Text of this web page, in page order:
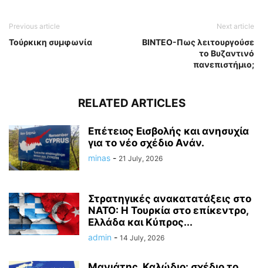
Previous article
Τούρκικη συμφωνία
Next article
ΒΙΝΤΕΟ-Πως λειτουργούσε
το Βυζαντινό
πανεπιστήμιο;
RELATED ARTICLES
Επέτειος Εισβολής και ανησυχία
για το νέο σχέδιο Ανάν.
minas - 21 July, 2026
Στρατηγικές ανακατατάξεις στο
ΝΑΤΟ: Η Τουρκία στο επίκεντρο,
Ελλάδα και Κύπρος...
admin - 14 July, 2026